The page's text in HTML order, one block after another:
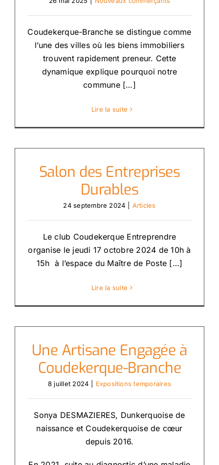
Coudekerque-Branche se distingue comme
l’une des villes où les biens immobiliers
trouvent rapidement preneur. Cette
dynamique explique pourquoi notre
commune […]
Lire la suite
Salon des Entreprises
Durables
24 septembre 2024 Articles
Le club Coudekerque Entreprendre
organise le jeudi 17 octobre 2024 de 10h à
15h à l’espace du Maître de Poste […]
Lire la suite
Une Artisane Engagée à
Coudekerque-Branche
8 juillet 2024 Expositions temporaires
Sonya DESMAZIERES, Dunkerquoise de
naissance et Coudekerquoise de cœur
depuis 2016.